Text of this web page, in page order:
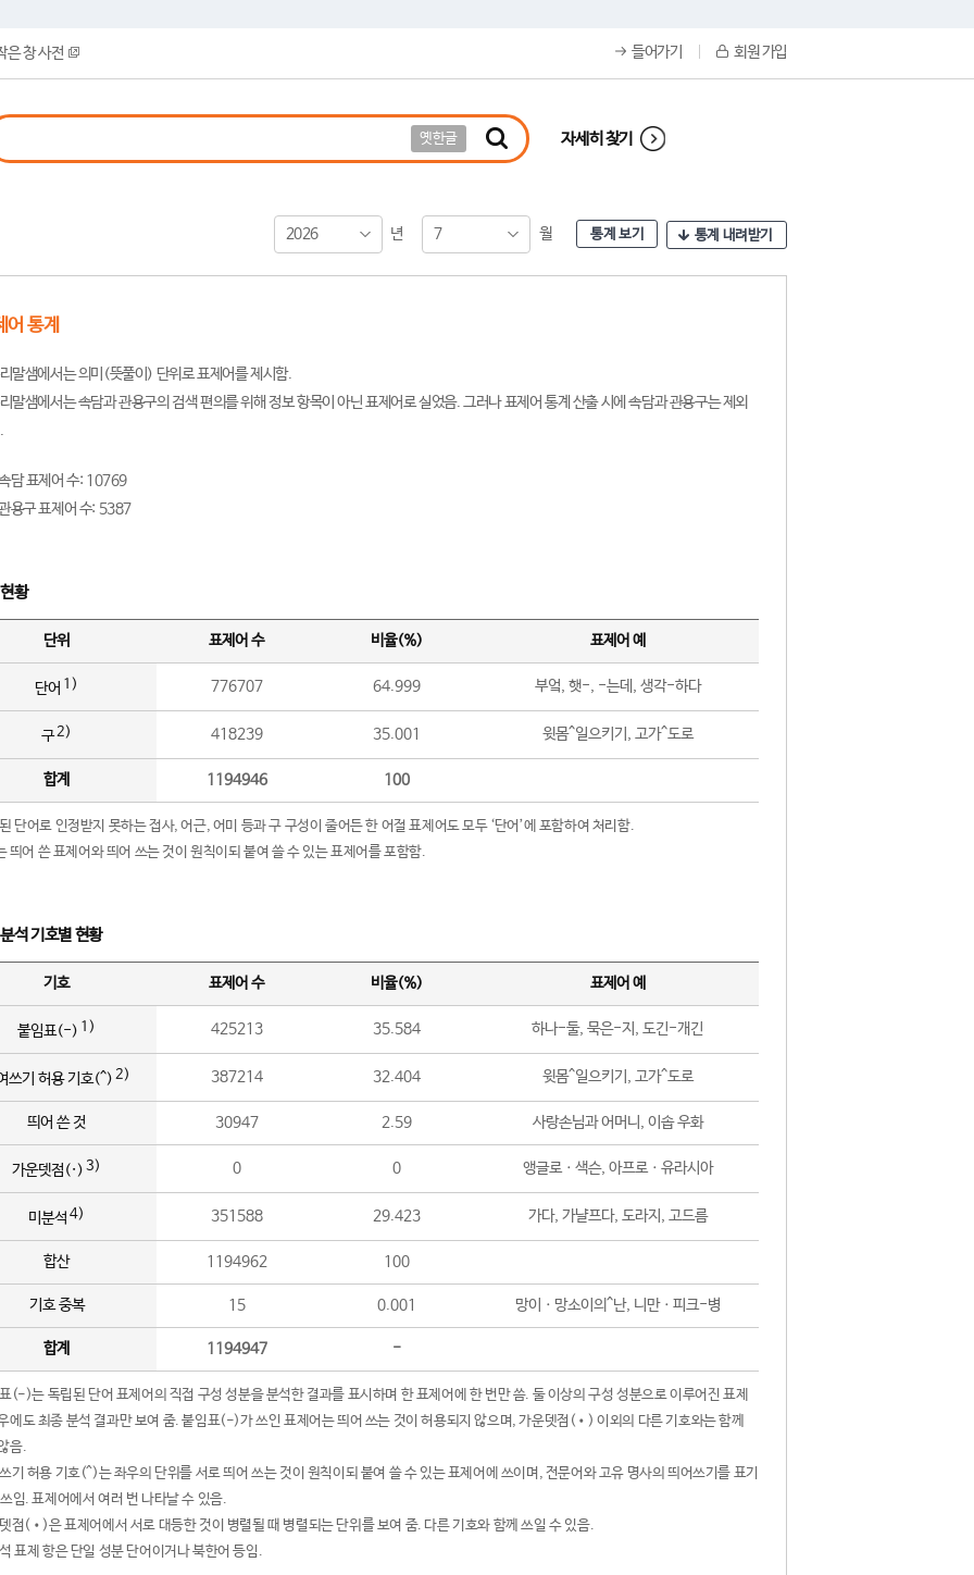
은 창 사전 들어가기 회원 가입
옛한글 자세히 찾기
2026 년 7 월 통계 보기 통계 내려받기
어 통계
말샘에서는 의미(뜻풀이) 단위로 표제어를 제시함.
말샘에서는 속담과 관용구의 검색 편의를 위해 정보 항목이 아닌 표제어로 실었음. 그러나 표제어 통계 산출 시에 속담과 관용구는 제외
담 표제어 수: 10769
용구 표제어 수: 5387
황
단위 표제어 수 비율(%) 표제어 예
단어 1) 776707 64.999 부엌, 햇-, -는데, 생각-하다
구2) 418239 35.001 윗몸^일으키기, 고가^도로
합계 1194946 100
단어로 인정받지 못하는 접사, 어근, 어미 등과 구 구성이 줄어든 한 어절 표제어도 모두 ‘단어’에 포함하여 처리함.
띄어 쓴 표제어와 띄어 쓰는 것이 원칙이되 붙여 쓸 수 있는 표제어를 포함함.
석 기호별 현황
기호 표제어 수 비율(%) 표제어 예
붙임표(-) 1) 425213 35.584 하나-둘, 묵은-지, 도긴-개긴
쓰기 허용 기호(^) 2) 387214 32.404 윗몸^일으키기, 고가^도로
띄어 쓴 것 30947 2.59 사랑손님과 어머니, 이솝 우화
가운뎃점(·) 3) 0 0 앵글로ㆍ색슨, 아프로ㆍ유라시아
미분석 4) 351588 29.423 가다, 가냘프다, 도라지, 고드름
합산 1194962 100
기호 중복 15 0.001 망이ㆍ망소이의^난, 니만ㆍ피크-병
합계 1194947 -
(-)는 독립된 단어 표제어의 직접 구성 성분을 분석한 결과를 표시하며 한 표제어에 한 번만 씀. 둘 이상의 구성 성분으로 이루어진 표제
에도 최종 분석 결과만 보여 줌. 붙임표(-)가 쓰인 표제어는 띄어 쓰는 것이 허용되지 않으며, 가운뎃점(•) 이외의 다른 기호와는 함께
음.
기 허용 기호(^)는 좌우의 단위를 서로 띄어 쓰는 것이 원칙이되 붙여 쓸 수 있는 표제어에 쓰이며, 전문어와 고유 명사의 띄어쓰기를 표기
임. 표제어에서 여러 번 나타날 수 있음.
점(•)은 표제어에서 서로 대등한 것이 병렬될 때 병렬되는 단위를 보여 줌. 다른 기호와 함께 쓰일 수 있음.
표제 항은 단일 성분 단어이거나 북한어 등임.